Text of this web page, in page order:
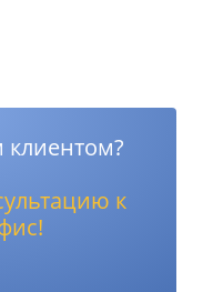
клиентом?
к